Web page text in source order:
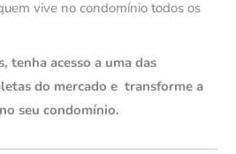
vive no condomínio todos os
tenha acesso a uma das
do mercado e transforme a
seu condomínio.